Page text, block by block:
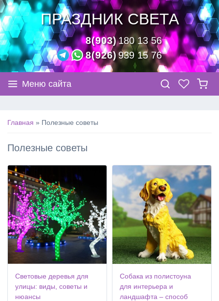
ПРАЗДНИК СВЕТА
8(903)180 13 56
8(926)939 15 76
Меню сайта
Главная Полезные советы
Полезные советы
Световые деревья для
улицы: виды, советы и
нюансы
Собака из полистоуна
для интерьера и
ландшафта – способ